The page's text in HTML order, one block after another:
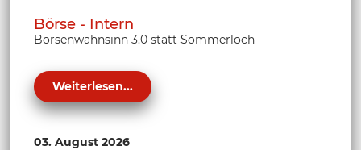
Börse - Intern
Börsenwahnsinn 3.0 statt Sommerloch
Weiterlesen...
03. August 2026